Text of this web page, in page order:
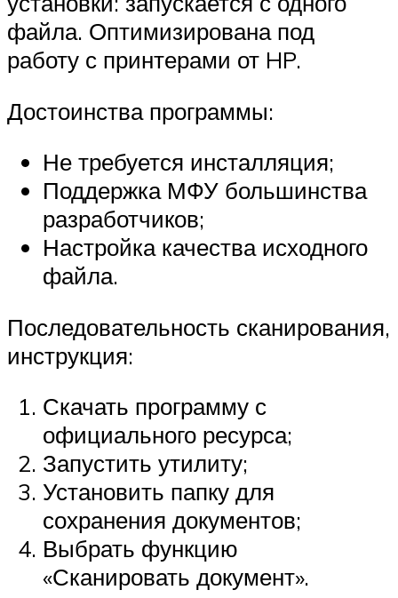
файла. Оптимизирована под
работу с принтерами от HP.
Достоинства программы:
Не требуется инсталляция;
Поддержка МФУ большинства
разработчиков;
Настройка качества исходного
файла.
Последовательность сканирования,
инструкция:
Скачать программу с
официального ресурса;
Запустить утилиту;
Установить папку для
сохранения документов;
Выбрать функцию
«Сканировать документ».